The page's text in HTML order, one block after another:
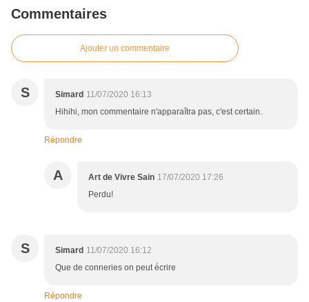
Commentaires
Ajouter un commentaire
S Simard 11/07/2020 16:13
Hihihi, mon commentaire n'apparaîtra pas, c'est certain.
Répondre
A Art de Vivre Sain 17/07/2020 17:26
Perdu!
S Simard 11/07/2020 16:12
Que de conneries on peut écrire
Répondre